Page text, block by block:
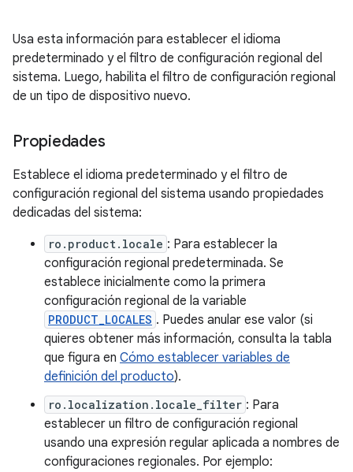
Usa esta información para establecer el idioma
predeterminado y el filtro de configuración regional del
sistema. Luego, habilita el filtro de configuración regional
de un tipo de dispositivo nuevo.
Propiedades
Establece el idioma predeterminado y el filtro de
configuración regional del sistema usando propiedades
dedicadas del sistema:
ro.product.locale : Para establecer la
configuración regional predeterminada. Se
establece inicialmente como la primera
configuración regional de la variable
PRODUCT_LOCALES . Puedes anular ese valor (si
quieres obtener más información, consulta la tabla
que figura en Cómo establecer variables de
definición del producto).
ro.localization.locale_filter : Para
establecer un filtro de configuración regional
usando una expresión regular aplicada a nombres de
configuraciones regionales. Por ejemplo: